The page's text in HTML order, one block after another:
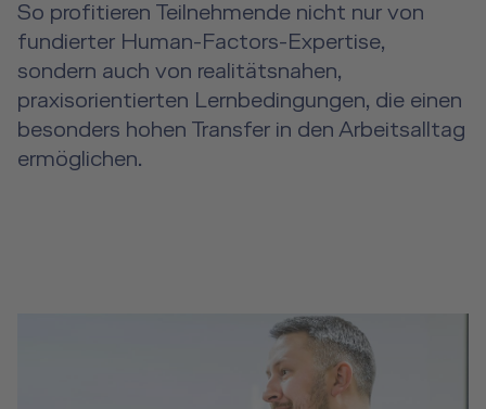
So profitieren Teilnehmende nicht nur von
fundierter Human-Factors-Expertise,
sondern auch von realitätsnahen,
praxisorientierten Lernbedingungen, die einen
besonders hohen Transfer in den Arbeitsalltag
ermöglichen.